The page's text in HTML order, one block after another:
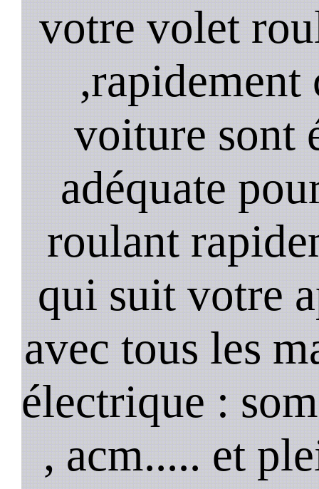
votre volet
,rapidement
voiture sont
adéquate
roulant
qui suit votre
avec tous les
électrique :
, acm..... et